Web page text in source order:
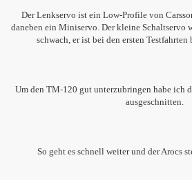
Der Lenkservo ist ein Low-Profile von
daneben ein Miniservo. Der kleine Schaltservo
schwach, er ist bei den ersten
Um den TM-120 gut unterzubringen habe ich
ausgeschnitten.
So geht es schnell weiter und der Arocs